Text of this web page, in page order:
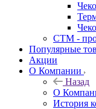
СТМ -
Популярные
Акции
О Компании
Назад
О
История